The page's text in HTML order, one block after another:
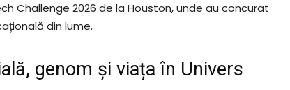
Challenge 2026 de la Houston, unde au concurat
din lume.
genom și viața în Univers